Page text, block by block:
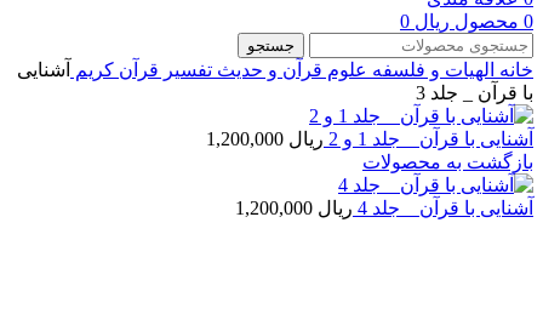
0 محصول ریال
جستجو
خانه الهیات و فلسفه علوم قرآن و حدیث تفسیر قرآن کریم
آشنايی‌
با قرآن‌ _ جلد 3
آشنايی‌ با قرآن‌ _ جلد 1 و 2 ریال
بازگشت به محصولات
آشنايی‌ با قرآن‌ _ جلد 4 ریال